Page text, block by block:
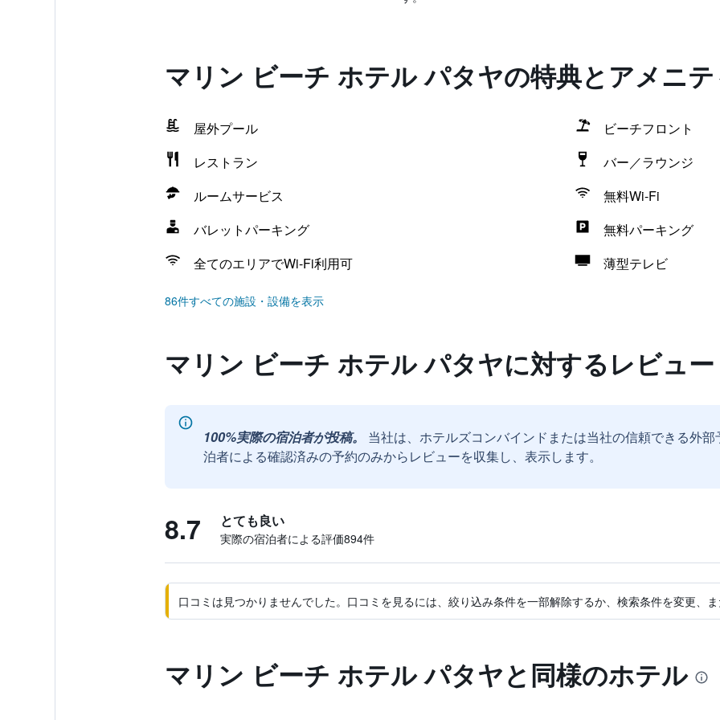
マリン ビーチ ホテル パタヤの特典とアメニ
屋外プール
ビーチフロント
レストラン
バー／ラウンジ
ルームサービス
無料Wi-Fi
バレットパーキング
無料パーキング
全てのエリアでWi-Fi利用可
薄型テレビ
86件すべての施設・設備を表示
マリン ビーチ ホテル パタヤに対するレビュー
100%実際の宿泊者が投稿。
当社は、ホテルズコンバインドまたは当社の信頼できる外
泊者による確認済みの予約のみからレビューを収集し、表示します。
8.7 とても良い
実際の宿泊者による評価894​件
口コミは見つかりませんでした。口コミを見るには、絞り込み条件を一部解除するか、検索条件を変更、
マリン ビーチ ホテル パタヤと同様のホテル